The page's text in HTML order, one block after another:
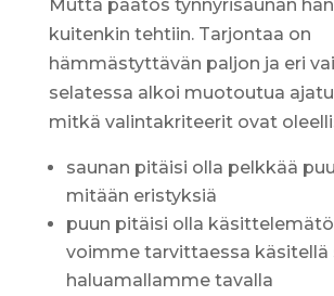
Mutta päätös tynnyrisaunan
kuitenkin tehtiin. Tarjontaa on
hämmästyttävän paljon ja eri
selatessa alkoi muotoutua
mitkä valintakriteerit ovat
saunan pitäisi olla pelkkää
mitään eristyksiä
puun pitäisi olla
voimme tarvittaessa käsitellä
haluamallamme tavalla